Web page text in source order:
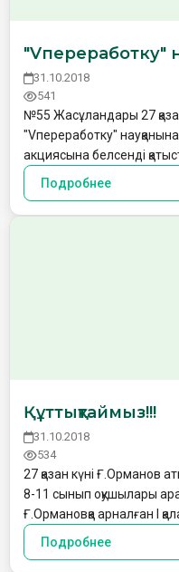
"Vпереработку"
31.10.2018
541
№55 Жасұландары 27
"Vпереработку"
акциясына белсенді
Подробнее
Құттықтаймыз!!!
31.10.2018
534
27 қазан күні Ғ.Орманов
8-11 сынып оқушылары
Ғ.Ормановқа арналған l
Подробнее